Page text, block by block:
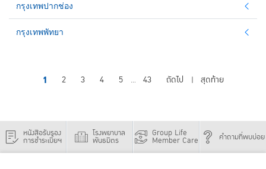
กรุงเทพปากช่อง
กรุงเทพพัทยา
1 2 3 4 5 ... 43 ถัดไป | สุดท้าย
หนังสือรับรอง
การชำระเบี้ยฯ
โรงพยาบาล
พันธมิตร
Group Life
Member Care คำถามที่พบบ่อย